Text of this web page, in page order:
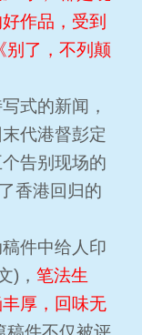
作品，受到
别了，不列颠
式的新闻，
代港督彭定
告别现场的
香港回归的
件中给人印
)，笔法生
厚，回味无